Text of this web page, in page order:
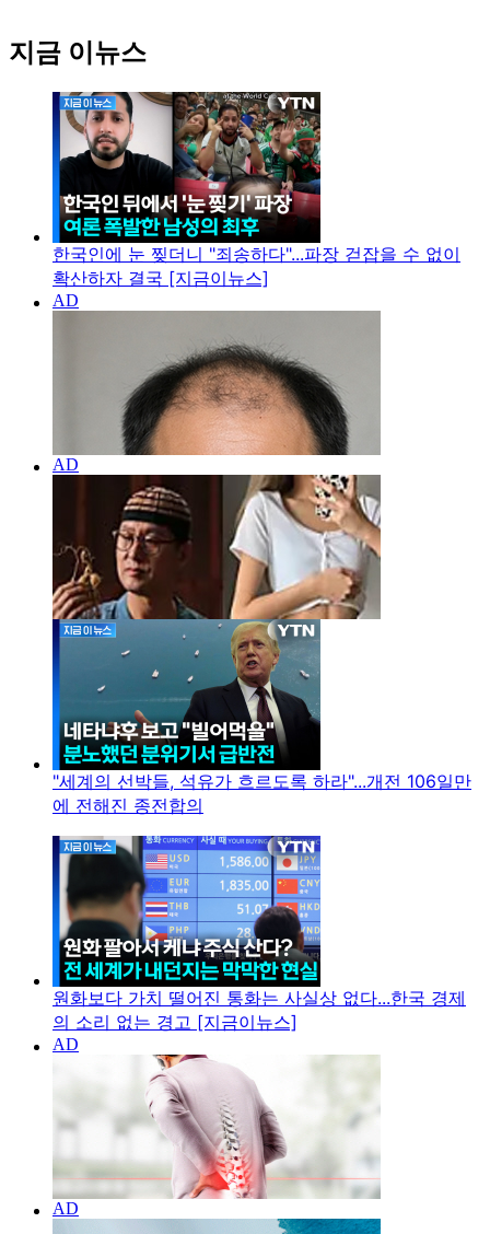
지금 이뉴스
한국인에 눈 찢더니 "죄송하다"...파장 걷잡을 수 없이
확산하자 결국 [지금이뉴스]
"세계의 선박들, 석유가 흐르도록 하라"...개전 106일만
에 전해진 종전합의
원화보다 가치 떨어진 통화는 사실상 없다...한국 경제
의 소리 없는 경고 [지금이뉴스]